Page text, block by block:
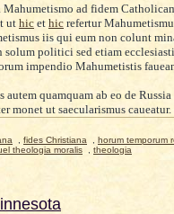
Mahumetismo ad fidem
ut hic et hic refertur
iis qui eum non colunt
solum politici sed etiam
impendio Mahumetistis
autem quamquam ab eo de
monet ut saecularismus caueatur.
fides Christiana horum temporum
theologia moralis
theologia